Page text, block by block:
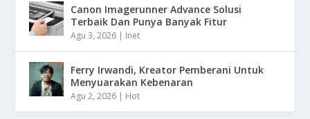
Canon Imagerunner Advance Solusi
Terbaik Dan Punya Banyak Fitur
Agu 3, 2026 | Inet
Ferry Irwandi, Kreator Pemberani Untuk
Menyuarakan Kebenaran
Agu 2, 2026 | Hot